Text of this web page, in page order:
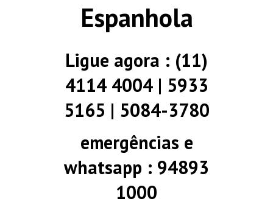
Espanhola
Ligue agora : (11)
4114 4004 | 5933
5165 | 5084-3780
emergências e
whatsapp : 94893
1000